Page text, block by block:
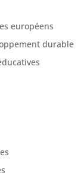
européens
durable